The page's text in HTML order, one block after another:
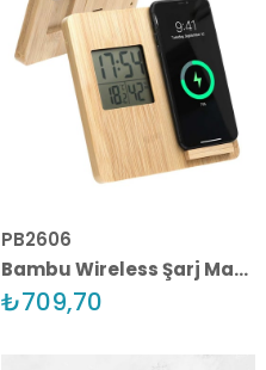
Bambu Wireless Şarj Masa Saati
PB2606
₺709,70